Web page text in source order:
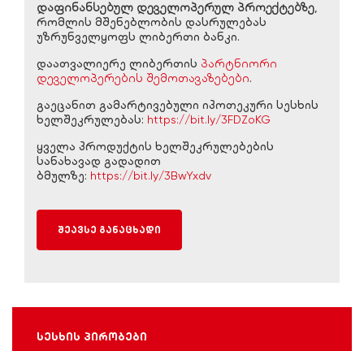
დაფინანსებულ დეველოპერულ პროექტებზე
რომლის მშენებლობის დასრულებას
უზრუნველყოფს ლიბერთი ბანკი.
დაათვალიერე ლიბერთის პარტნიორი
დეველოპერების შემოთავაზებები.
გაეცანით გამარტივებული იპოთეკური სესხის
ხელშეკრულებას: https://bit.ly/3FDZoKG
ყველა პროდუქტის ხელშეკრულებების
სანახავად გადადით
ბმულზე: https://bit.ly/3BwYxdv
შეავსე განაცხადი
სესხის პირობები